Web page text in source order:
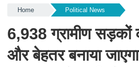
Home Political News
6,938 ग्रामीण
और बेहतर बनाया